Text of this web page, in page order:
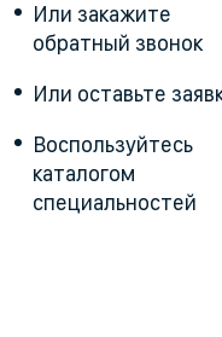
Или закажите
обратный звонок
Или оставьте
Воспользуйтесь
каталогом
специальностей